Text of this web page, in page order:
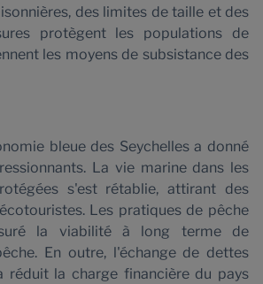
des limites de taille et des
protègent les populations de
les moyens de subsistance des
bleue des Seychelles a donné
La vie marine dans les
s'est rétablie, attirant des
Les pratiques de pêche
la viabilité à long terme de
En outre, l'échange de dettes
réduit la charge financière du pays